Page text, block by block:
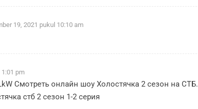
19, 2021 pukul 10:10 am
pm
Смотреть онлайн шоу Холостячка 2 сезон на СТБ.
стб 2 сезон 1-2 серия